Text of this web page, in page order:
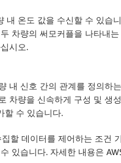
내 온도 값을 수신할 수 있습
차량의 써모커플을 나타내
시오.
내 신호 간의 관계를 정의하
차량을 신속하게 구성 및 생
할 수 있습니다.
할 데이터를 제어하는 조건
있습니다. 자세한 내용은